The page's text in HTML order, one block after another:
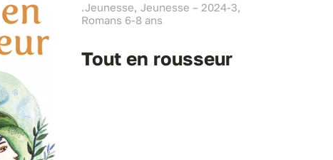
.Jeunesse, Jeunesse – 2024-3,
Romans 6-8 ans
Tout en rousseur